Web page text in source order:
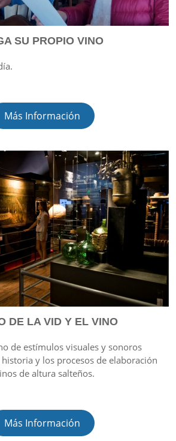
SU PROPIO VINO
Más Información
DE LA VID Y EL VINO
de estímulos visuales y sonoros
y los procesos de elaboración
de altura salteños.
Más Información